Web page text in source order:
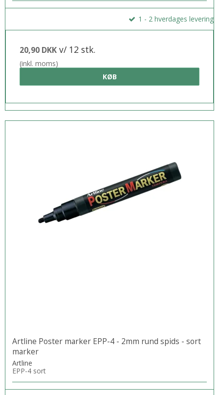
1 - 2 hverdages levering
20,90 DKK v/ 12 stk.
(inkl. moms)
KØB
Artline Poster marker EPP-4 - 2mm rund spids - sort
marker
Artline
EPP-4 sort